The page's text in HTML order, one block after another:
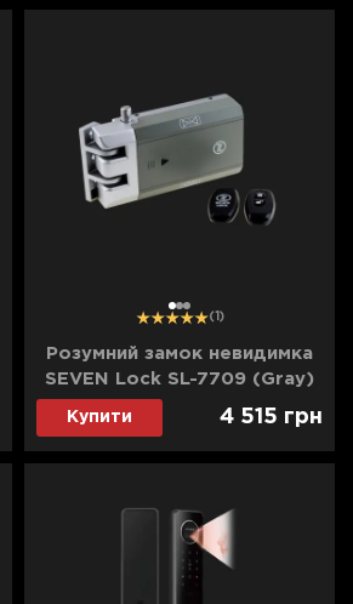
12 3 (1)
Розумний замок невидимка
SEVEN Lock SL-7709 (Gray)
Купити 4 515 грн